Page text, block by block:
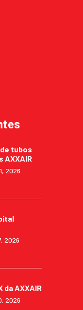
tubos
AXXAIR
2026
2026
da AXXAIR
2026